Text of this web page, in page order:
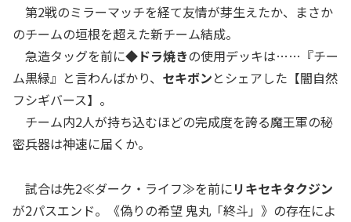
第2戦のミラーマッチを経て友情が芽生えたか、まさか
のチームの垣根を超えた新チーム結成。
急造タッグを前に◆ドラ焼きの使用デッキは……『チー
ム黒緑』と言わんばかり、 セキボンとシェアした【闇自然
フシギバース】。
チーム内2人が持ち込むほどの完成度を誇る魔王軍の秘
密兵器は神速に届くか。
試合は先2≪ダーク・ライフ≫を前にリキセキタクジン
が2パスエンド。《偽りの希望 鬼丸「終斗」》の存在によ